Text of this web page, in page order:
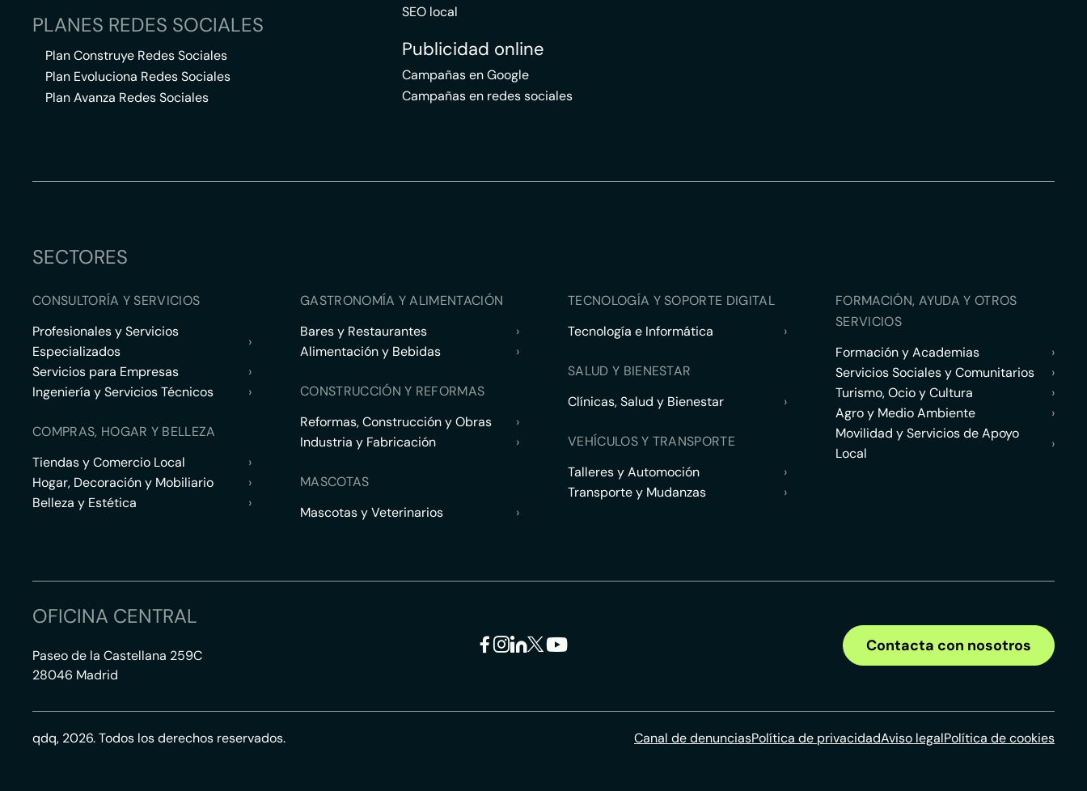
PLANES REDES SOCIALES
Plan Construye Redes Sociales
Plan Evoluciona Redes Sociales
Plan Avanza Redes Sociales
SEO local
Publicidad online
Campañas en Google
Campañas en redes sociales
SECTORES
CONSULTORÍA Y SERVICIOS
Profesionales y Servicios
Especializados
›
Servicios para Empresas
›
Ingeniería y Servicios Técnicos
›
COMPRAS, HOGAR Y BELLEZA
Tiendas y Comercio Local
›
Hogar, Decoración y Mobiliario
›
Belleza y Estética
›
GASTRONOMÍA Y ALIMENTACIÓN
Bares y Restaurantes
›
Alimentación y Bebidas
›
CONSTRUCCIÓN Y REFORMAS
Reformas, Construcción y Obras
›
Industria y Fabricación
›
MASCOTAS
Mascotas y Veterinarios
›
TECNOLOGÍA Y SOPORTE DIGITAL
Tecnología e Informática
›
SALUD Y BIENESTAR
Clínicas, Salud y Bienestar
›
VEHÍCULOS Y TRANSPORTE
Talleres y Automoción
›
Transporte y Mudanzas
›
FORMACIÓN, AYUDA Y OTROS
SERVICIOS
Formación y Academias
›
Servicios Sociales y Comunitarios
›
Turismo, Ocio y Cultura
›
Agro y Medio Ambiente
›
Movilidad y Servicios de Apoyo
Local
›
OFICINA CENTRAL
Paseo de la Castellana 259C
28046 Madrid
Contacta con nosotros
Canal de denunciasPolítica de privacidadAviso legalPolítica de cookies
qdq, 2026. Todos los derechos reservados.